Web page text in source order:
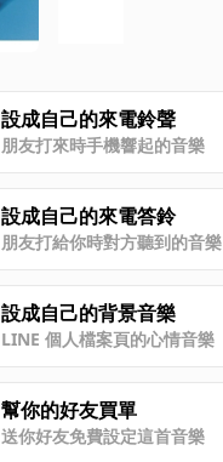
設成自己的來電鈴聲
朋友打來時手機響起的音樂
設成自己的來電答鈴
朋友打給你時對方聽到的音樂
設成自己的背景音樂
LINE 個人檔案頁的心情音樂
幫你的好友買單
送你好友免費設定這首音樂